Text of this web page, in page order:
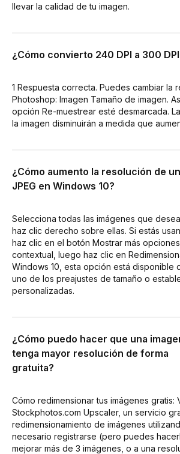
llevar la calidad de tu imagen.
¿Cómo convierto 240 DPI a 300
1 Respuesta correcta. Puedes cambiar la
Photoshop: Imagen Tamaño de imagen.
opción Re-muestrear esté desmarcada.
la imagen disminuirán a medida que
¿Cómo aumento la resolución de un
JPEG en Windows 10?
Selecciona todas las imágenes que
haz clic derecho sobre ellas. Si estás
haz clic en el botón Mostrar más
contextual, luego haz clic en
Windows 10, esta opción está disponible
uno de los preajustes de tamaño o
personalizadas.
¿Cómo puedo hacer que una
tenga mayor resolución de forma
gratuita?
Cómo redimensionar tus imágenes gratis:
Stockphotos.com Upscaler, un servicio
redimensionamiento de imágenes
necesario registrarse (pero puedes
mejorar más de 3 imágenes, o a una